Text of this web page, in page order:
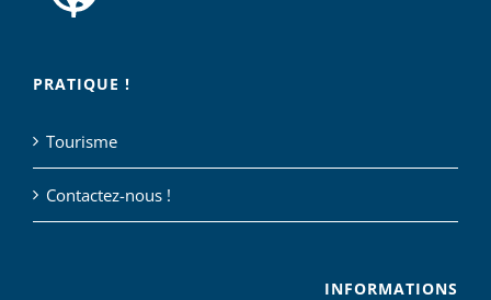
PRATIQUE !
Tourisme
Contactez-nous !
INFORMATIONS